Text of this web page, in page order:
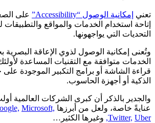
إمكانية الوصول “Accessibility”
على الصعيد
استخدام الخدمات والمواقع والتطبيقات
التي يواجهونها.
إمكانية الوصول لذوي الإعاقة البصرية
متوافقة مع التقنيات المساعدة لأولئك
الشاشة أو برامج التكبير الموجودة على
أو أجهزة الحاسوب.
بالذكر أن كبرى الشركات العالمية أولت
خاصة، ولعل من أبرزها
Google, Microsoft,
Twitter, وغيرها الكثير…